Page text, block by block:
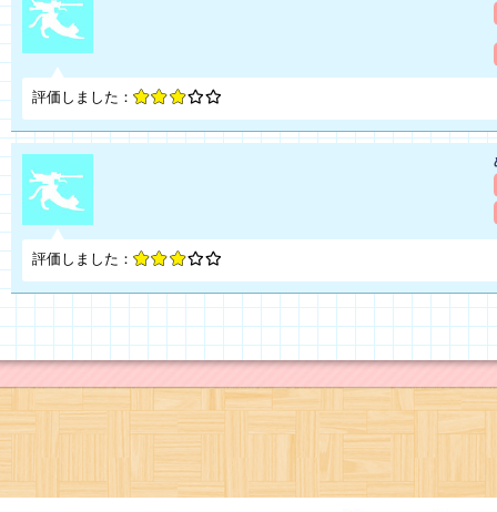
評価しました：
評価しました：